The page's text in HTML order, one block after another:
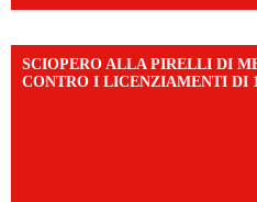
SCIOPERO ALLA PIRELLI DI
CONTRO I LICENZIAMENTI DI